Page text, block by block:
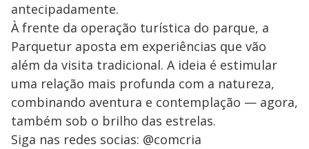
antecipadamente.
À frente da operação turística do parque, a
Parquetur aposta em experiências que vão
além da visita tradicional. A ideia é estimular
uma relação mais profunda com a natureza,
combinando aventura e contemplação — agora,
também sob o brilho das estrelas.
Siga nas redes socias: @comcria